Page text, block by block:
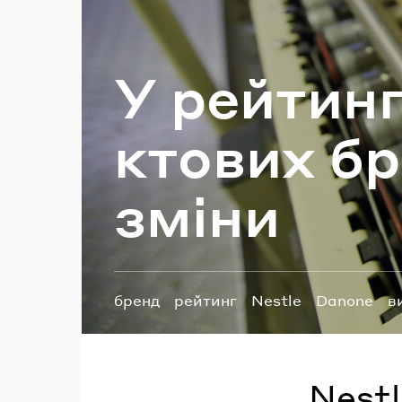
У
кто­вих
зміни
Теги:
бренд рейтинг Nestle Danone